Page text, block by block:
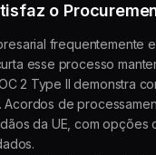
o
esse processo
2 Type II demonstra
Acordos de
da UE, com